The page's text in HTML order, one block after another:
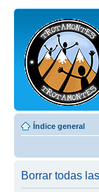
Índice general
Borrar todas